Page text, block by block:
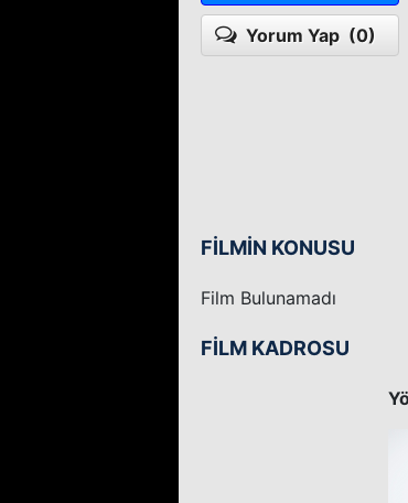
Yorum Yap (0)
FİLMİN KONUSU
Film Bulunamadı
FİLM KADROSU